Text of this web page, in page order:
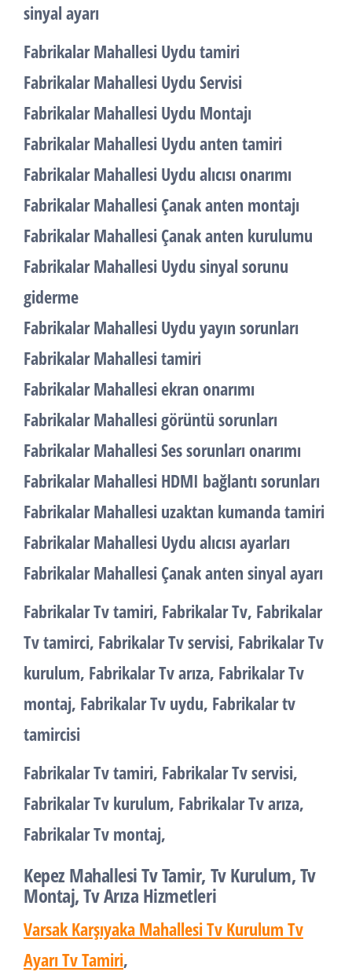
sinyal ayarı
Fabrikalar Mahallesi Uydu tamiri
Fabrikalar Mahallesi Uydu Servisi
Fabrikalar Mahallesi Uydu Montajı
Fabrikalar Mahallesi Uydu anten tamiri
Fabrikalar Mahallesi Uydu alıcısı onarımı
Fabrikalar Mahallesi Çanak anten montajı
Fabrikalar Mahallesi Çanak anten kurulumu
Fabrikalar Mahallesi Uydu sinyal sorunu
giderme
Fabrikalar Mahallesi Uydu yayın sorunları
Fabrikalar Mahallesi tamiri
Fabrikalar Mahallesi ekran onarımı
Fabrikalar Mahallesi görüntü sorunları
Fabrikalar Mahallesi Ses sorunları onarımı
Fabrikalar Mahallesi HDMI bağlantı sorunları
Fabrikalar Mahallesi uzaktan kumanda tamiri
Fabrikalar Mahallesi Uydu alıcısı ayarları
Fabrikalar Mahallesi Çanak anten sinyal ayarı
Fabrikalar Tv tamiri, Fabrikalar Tv, Fabrikalar
Tv tamirci, Fabrikalar Tv servisi, Fabrikalar Tv
kurulum, Fabrikalar Tv arıza, Fabrikalar Tv
montaj, Fabrikalar Tv uydu, Fabrikalar tv
tamircisi
Fabrikalar Tv tamiri, Fabrikalar Tv servisi,
Fabrikalar Tv kurulum, Fabrikalar Tv arıza,
Fabrikalar Tv montaj,
Kepez Mahallesi Tv Tamir, Tv Kurulum, Tv
Montaj, Tv Arıza Hizmetleri
Varsak Karşıyaka Mahallesi Tv Kurulum Tv
Ayarı Tv Tamiri,